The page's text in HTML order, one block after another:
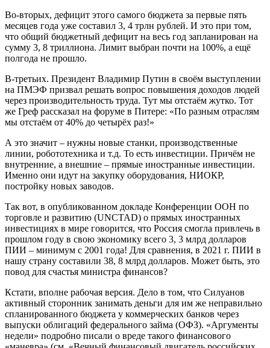
Во-вторых, дефицит этого самого бюджета за первые пять
месяцев года уже составил 3, 4 трлн рублей. И это при том,
что общий бюджетный дефицит на весь год запланирован на
сумму 3, 8 триллиона. Лимит выбран почти на 100%, а ещё
полгода не прошло.
В-третьих. Президент Владимир Путин в своём выступлении
на ПМЭФ призвал решать вопрос повышения доходов людей
через производительность труда. Тут мы отстаём жутко. Тот
же Греф рассказал на форуме в Питере: «По разным отраслям
мы отстаём от 40% до четырёх раз!»
А это значит – нужны новые станки, производственные
линии, робототехника и т.д. То есть инвестиции. Причём не
внутренние, а внешние – прямые иностранные инвестиции.
Именно они идут на закупку оборудования, НИОКР,
постройку новых заводов.
Так вот, в опубликованном докладе Конференции ООН по
торговле и развитию (UNCTAD) о прямых иностранных
инвестициях в мире говорится, что Россия смогла привлечь в
прошлом году в свою экономику всего 3, 3 млрд долларов
ПИИ – минимум с 2001 года! Для сравнения, в 2021 г. ПИИ в
нашу страну составили 38, 8 млрд долларов. Может быть, это
повод для счастья министра финансов?
Кстати, вполне рабочая версия. Дело в том, что Силуанов
активный сторонник занимать деньги для им же неправильно
спланированного бюджета у коммерческих банков через
выпуски облигаций федерального займа (ОФЗ). «Аргументы
недели» подробно писали о вреде такого финансового